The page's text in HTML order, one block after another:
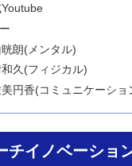
朗(メンタル)
久(フィジカル)
円香(コミュニケーショ
チイノベーショ